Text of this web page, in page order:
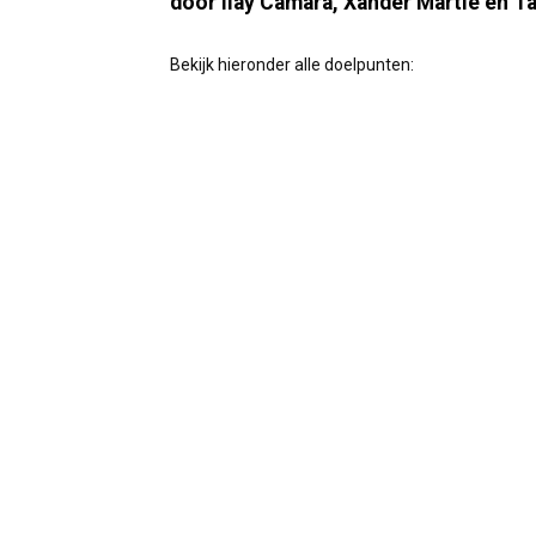
Bekijk hieronder alle doelpunten: